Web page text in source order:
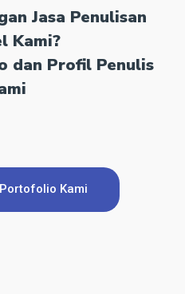
Jasa Penulisan
Kami?
dan Profil Penulis
Kami